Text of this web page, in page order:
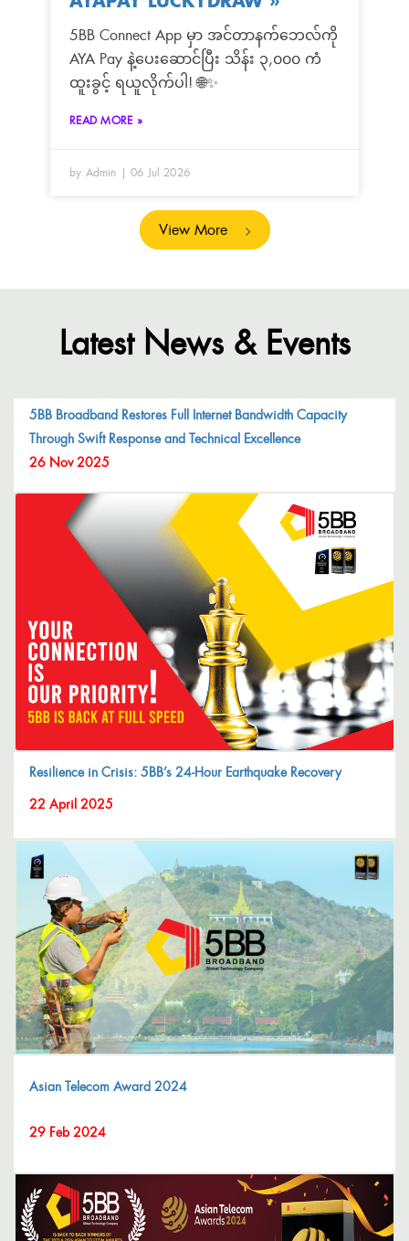
5BB Connect App မှာ အင်တာနက်ဘေလ်ကို
AYA Pay နဲ့ပေးဆောင်ပြီး သိန်း ၃,၀၀၀ ကံ
ထူးခွင့် ရယူလိုက်ပါ! 🌐✨
READ MORE »
by Admin 06 Jul 2026
View More
Latest News & Events
5BB Broadband Restores Full Internet Bandwidth Capacity
Through Swift Response and Technical Excellence
26 Nov 2025
Resilience in Crisis: 5BB’s 24-Hour Earthquake Recovery
22 April 2025
Asian Telecom Award 2024
29 Feb 2024